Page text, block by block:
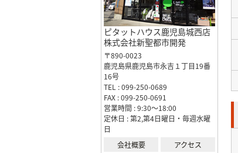
ピタットハウス鹿児島城西店
株式会社新聖都市開発
〒890-0023
鹿児島県鹿児島市永吉１丁目19番
16号
TEL : 099-250-0689
FAX : 099-250-0691
営業時間 : 9:30～18:00
定休日 : 第2,第4日曜日・毎週水曜
日
会社概要
アクセス